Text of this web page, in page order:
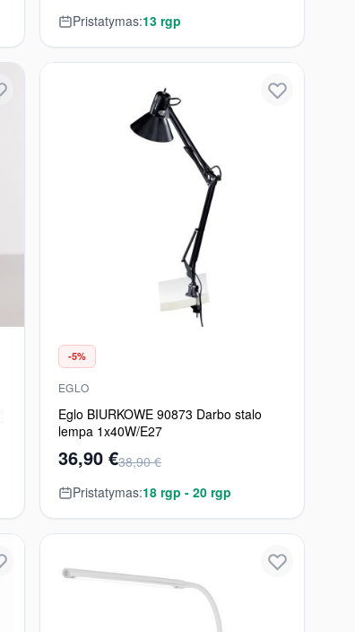
Pristatymas:13 rgp
-5%
EGLO
Eglo BIURKOWE 90873 Darbo stalo
lempa 1x40W/E27
36,90 €38,90 €
Pristatymas:18 rgp - 20 rgp